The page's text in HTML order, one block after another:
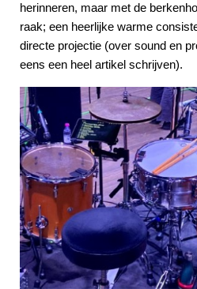
herinneren, maar met de
raak; een heerlijke warme
directe projectie (over sound en
eens een heel artikel schrijven).